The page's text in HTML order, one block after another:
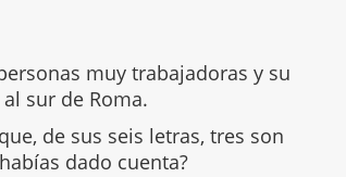
muy trabajadoras y su
sur de Roma.
de sus seis letras, tres son
dado cuenta?